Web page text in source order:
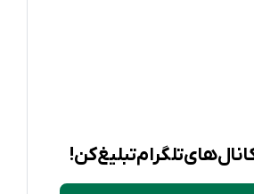
های تلگرام تبلیغ کن!